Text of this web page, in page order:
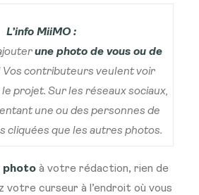
L’info MiiMO :
une photo de vous ou de
contributeurs veulent voir
le projet. Sur les réseaux sociaux,
une ou des personnes de
cliquées que les autres photos.
photo à votre rédaction, rien de
votre curseur à l’endroit où vous